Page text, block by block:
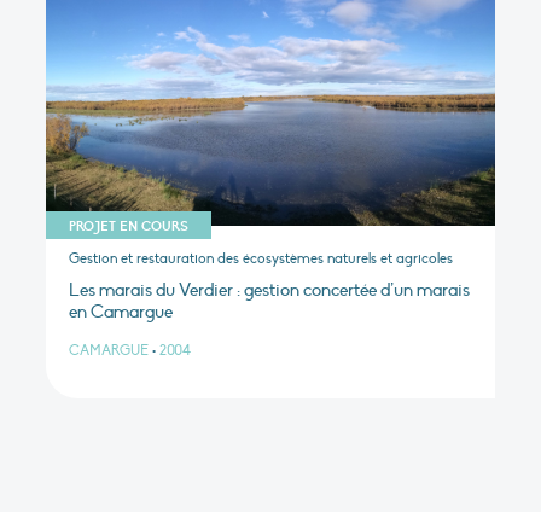
PROJET EN COURS
Gestion et restauration des écosystèmes naturels et agricoles
Les marais du Verdier : gestion concertée d’un marais
en Camargue
CAMARGUE • 2004